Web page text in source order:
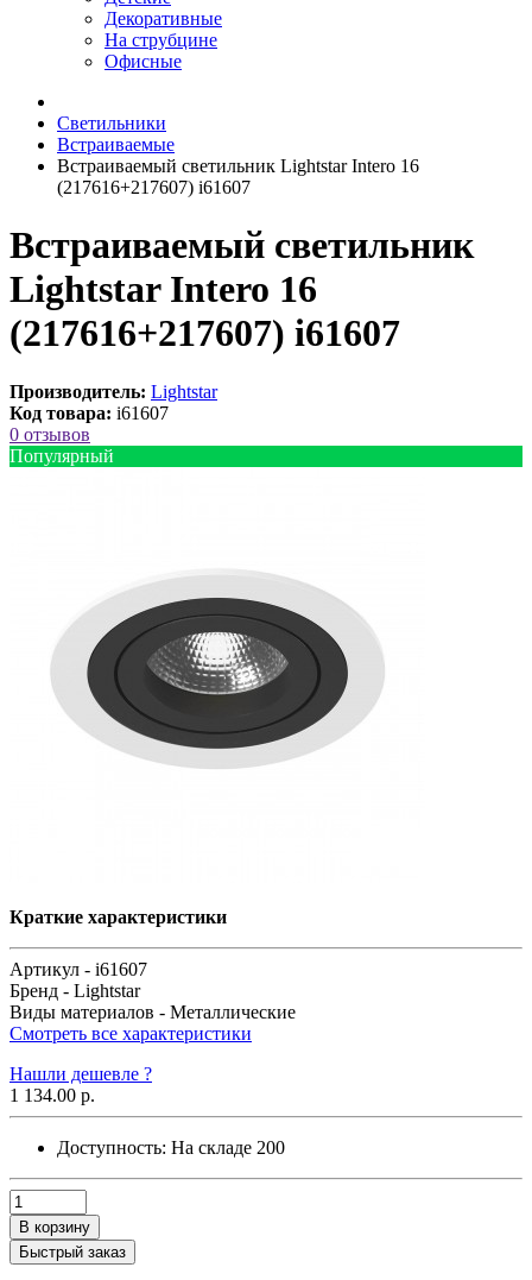
Декоративные
На струбцине
Офисные
Светильники
Встраиваемые
Встраиваемый светильник Lightstar Intero 16
(217616+217607) i61607
Встраиваемый светильник
Lightstar Intero 16
(217616+217607) i61607
Производитель: Lightstar
Код товара: i61607
0 отзывов
Популярный
Краткие характеристики
Артикул - i61607
Бренд - Lightstar
Виды материалов - Металлические
Смотреть все характеристики
Нашли дешевле ?
1 134.00 р.
Доступность: На складе 200
В корзину
Быстрый заказ